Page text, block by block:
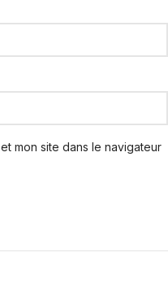
mon site dans le navigateur